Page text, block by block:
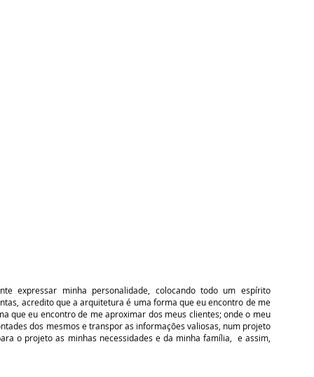
expressar minha personalidade, colocando todo um espírito
acredito que a arquitetura é uma forma que eu encontro de me
que eu encontro de me aproximar dos meus clientes; onde o meu
dos mesmos e transpor as informações valiosas, num projeto
o projeto as minhas necessidades e da minha família, e assim,